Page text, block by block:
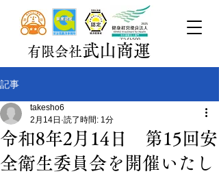
有限会社武山商運
記事
令和8年2月14日 第15回安
全衛生委員会を開催いたし
takesho6
2月14日 読了時間: 1分